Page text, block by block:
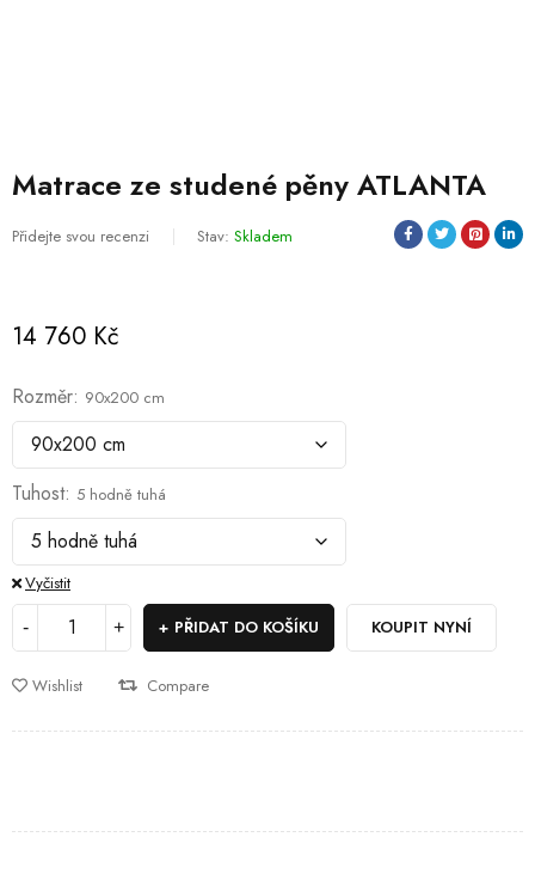
Matrace ze studené pěny ATLANTA
Přidejte svou recenzi Stav: Skladem
14 760 Kč
Rozměr 90x200 cm
Tuhost 5 hodně tuhá
Vyčistit
PŘIDAT DO KOŠÍKU
KOUPIT NYNÍ
Wishlist Compare